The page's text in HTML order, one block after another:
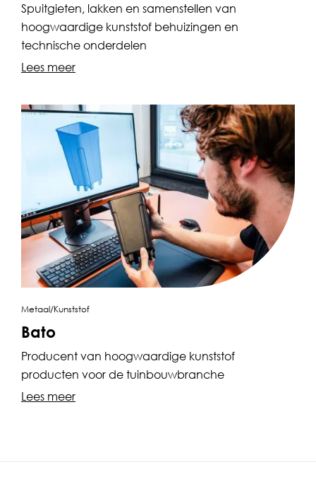
Spuitgieten, lakken en samenstellen van
hoogwaardige kunststof behuizingen en
technische onderdelen
Lees meer
Metaal/Kunststof
Bato
Producent van hoogwaardige kunststof
producten voor de tuinbouwbranche
Lees meer